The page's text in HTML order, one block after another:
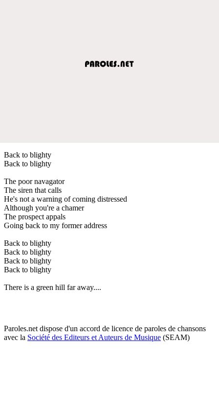
Back to blighty
Back to blighty
The poor navagator
The siren that calls
He's not a warning of coming distressed
Although you're a chamer
The prospect appals
Going back to my former address
Back to blighty
Back to blighty
Back to blighty
Back to blighty
There is a green hill far away....
Paroles.net dispose d'un accord de licence de paroles de chansons
avec la Société des Editeurs et Auteurs de Musique (SEAM)